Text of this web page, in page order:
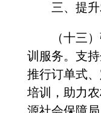
三、提升
（十三）强
训服务。支
推行订单式
培训，助力